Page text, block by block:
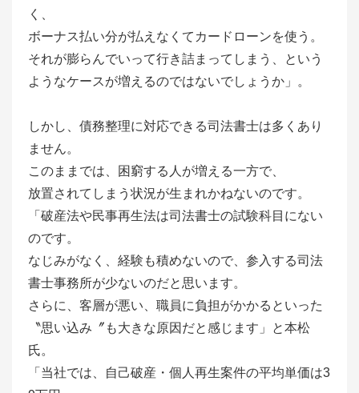
く、
ボーナス払い分が払えなくてカードローンを使う。
それが膨らんでいって行き詰まってしまう、という
ようなケースが増えるのではないでしょうか」。
しかし、債務整理に対応できる司法書士は多くあり
ません。
このままでは、困窮する人が増える一方で、
放置されてしまう状況が生まれかねないのです。
「破産法や民事再生法は司法書士の試験科目にない
のです。
なじみがなく、経験も積めないので、参入する司法
書士事務所が少ないのだと思います。
さらに、客層が悪い、職員に負担がかかるといった
〝思い込み〞も大きな原因だと感じます」と本松
氏。
「当社では、自己破産・個人再生案件の平均単価は3